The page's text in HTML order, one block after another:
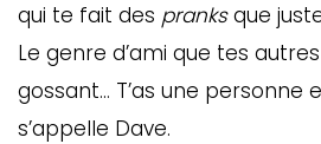
qui te fait des pranksque
Le genre d’ami que tes
gossant… T’as une personne
s’appelle Dave.